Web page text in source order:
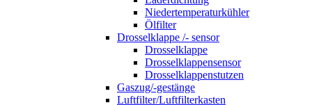
Niedertemperaturkühler
Ölfilter
Drosselklappe /- sensor
Drosselklappe
Drosselklappensensor
Drosselklappenstutzen
Gaszug/-gestänge
Luftfilter/Luftfilterkasten